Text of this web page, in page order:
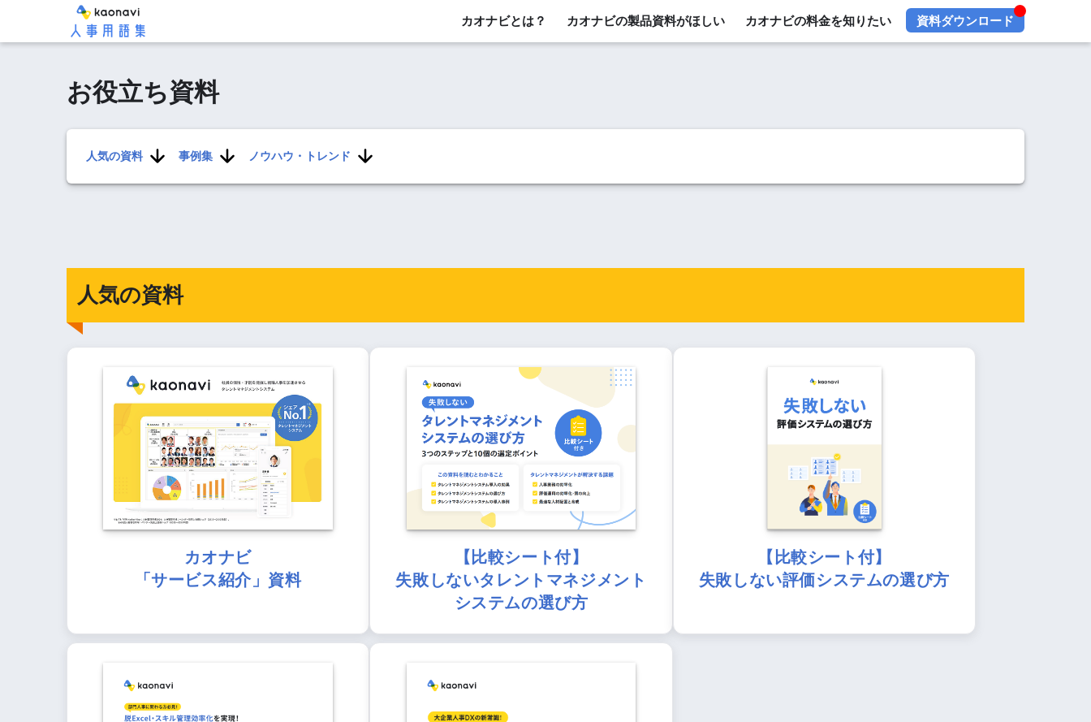
カオナビとは？ カオナビの製品資料がほしい カオナビの料金を知りたい 資料ダウンロード
お役立ち資料
人気の資料 事例集 ノウハウ・トレンド
人気の資料
カオナビ
「サービス紹介」資料
【比較シート付】
失敗しないタレントマネジメント
システムの選び方
【比較シート付】
失敗しない評価システムの選び方